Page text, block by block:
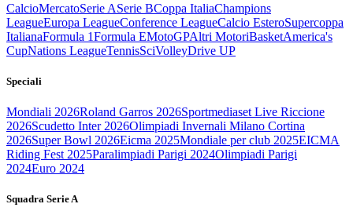
CalcioMercatoSerie ASerie BCoppa ItaliaChampions
LeagueEuropa LeagueConference LeagueCalcio EsteroSupercoppa
ItalianaFormula 1Formula EMotoGPAltri MotoriBasketAmerica's
CupNations LeagueTennisSciVolleyDrive UP
Speciali
Mondiali 2026Roland Garros 2026Sportmediaset Live Riccione
2026Scudetto Inter 2026Olimpiadi Invernali Milano Cortina
2026Super Bowl 2026Eicma 2025Mondiale per club 2025EICMA
Riding Fest 2025Paralimpiadi Parigi 2024Olimpiadi Parigi
2024Euro 2024
Squadra Serie A